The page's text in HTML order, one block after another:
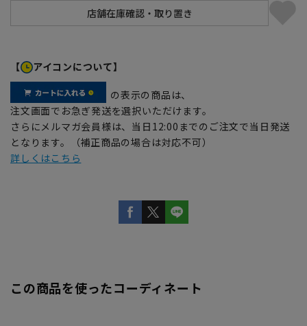
【 アイコンについて】
の表示の商品は、
注文画面でお急ぎ発送を選択いただけます。
さらにメルマガ会員様は、当日12:00までのご注文で当日発送
となります。（補正商品の場合は対応不可）
詳しくはこちら
この商品を使ったコーディネート